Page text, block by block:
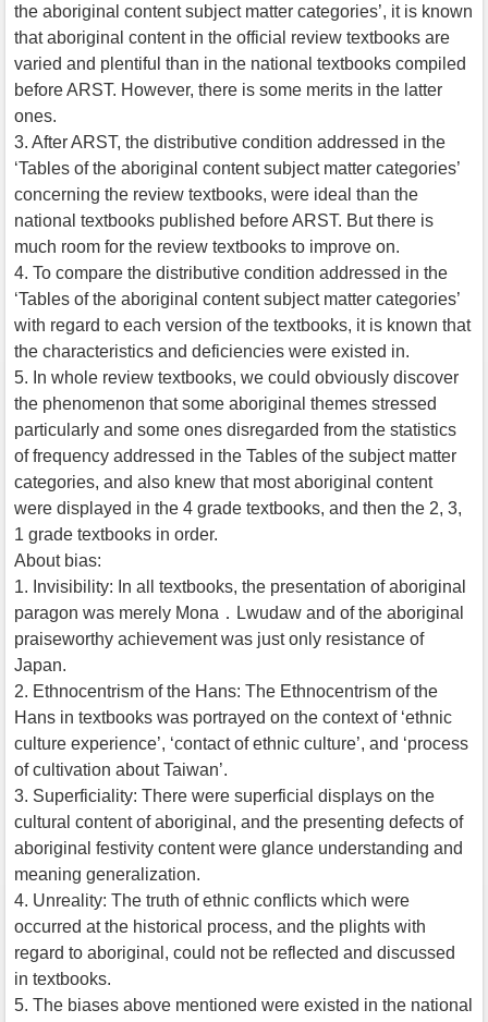
the aboriginal content subject matter categories’, it is known
that aboriginal content in the official review textbooks are
varied and plentiful than in the national textbooks compiled
before ARST. However, there is some merits in the latter
ones.
3. After ARST, the distributive condition addressed in the
‘Tables of the aboriginal content subject matter categories’
concerning the review textbooks, were ideal than the
national textbooks published before ARST. But there is
much room for the review textbooks to improve on.
4. To compare the distributive condition addressed in the
‘Tables of the aboriginal content subject matter categories’
with regard to each version of the textbooks, it is known that
the characteristics and deficiencies were existed in.
5. In whole review textbooks, we could obviously discover
the phenomenon that some aboriginal themes stressed
particularly and some ones disregarded from the statistics
of frequency addressed in the Tables of the subject matter
categories, and also knew that most aboriginal content
were displayed in the 4 grade textbooks, and then the 2, 3,
1 grade textbooks in order.
About bias:
1. Invisibility: In all textbooks, the presentation of aboriginal
paragon was merely Mona．Lwudaw and of the aboriginal
praiseworthy achievement was just only resistance of
Japan.
2. Ethnocentrism of the Hans: The Ethnocentrism of the
Hans in textbooks was portrayed on the context of ‘ethnic
culture experience’, ‘contact of ethnic culture’, and ‘process
of cultivation about Taiwan’.
3. Superficiality: There were superficial displays on the
cultural content of aboriginal, and the presenting defects of
aboriginal festivity content were glance understanding and
meaning generalization.
4. Unreality: The truth of ethnic conflicts which were
occurred at the historical process, and the plights with
regard to aboriginal, could not be reflected and discussed
in textbooks.
5. The biases above mentioned were existed in the national